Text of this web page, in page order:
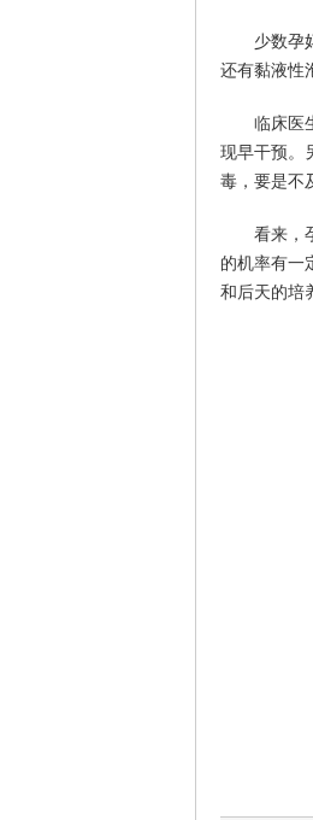
少数孕
还有黏液性
临床医
现早干预。
毒，要是不
看来，
的机率有一
和后天的培